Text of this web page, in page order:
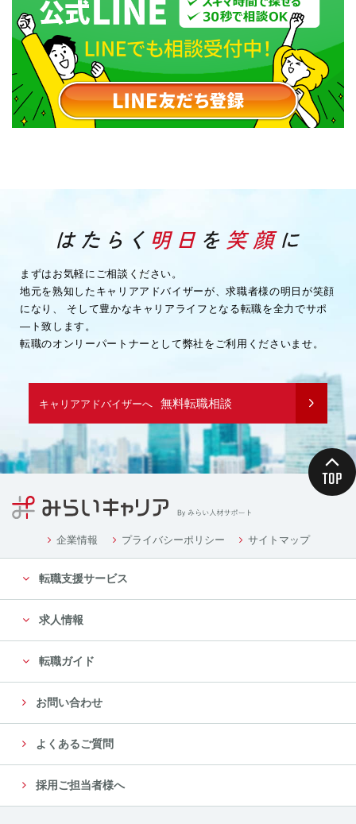
まずはお気軽にご相談ください。
地元を熟知したキャリアアドバイザーが、求職者様の明日が笑顔
になり、
そして豊かなキャリアライフとなる転職を全力でサポ
―ト致します。
転職のオンリーパートナーとして弊社をご利用くださいませ。
キャリアアドバイザーへ 無料転職相談
企業情報 プライバシーポリシー サイトマップ
転職支援サービス
求人情報
転職ガイド
お問い合わせ
よくあるご質問
採用ご担当者様へ